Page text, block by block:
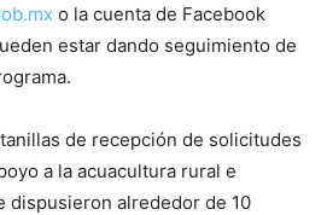
o la cuenta de Facebook
estar dando seguimiento de
de recepción de solicitudes
a la acuacultura rural e
dispusieron alrededor de 10